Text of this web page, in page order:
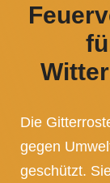
Die
gegen
geschützt.